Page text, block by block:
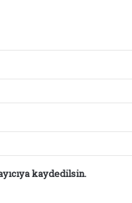
kaydedilsin.